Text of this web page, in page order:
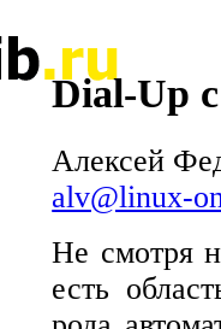
Dial-Up
Алексей
alv@linux-
Не смотря
есть